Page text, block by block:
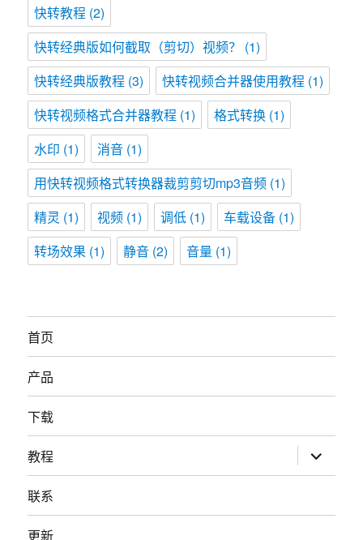
快转教程 (2)
快转经典版如何截取（剪切）视频？ (1)
快转经典版教程 (3) 快转视频合并器使用教程 (1)
快转视频格式合并器教程 (1) 格式转换 (1)
水印 (1) 消音 (1)
用快转视频格式转换器裁剪剪切mp3音频 (1)
精灵 (1) 视频 (1) 调低 (1) 车载设备 (1)
转场效果 (1) 静音 (2) 音量 (1)
首页
产品
下载
教程 展
开
子
联系
更新